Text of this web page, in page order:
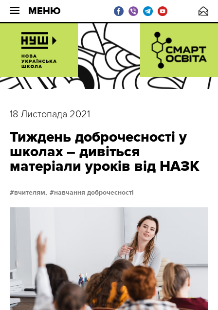
МЕНЮ
18 Листопада 2021
Тиждень доброчесності у
школах – дивіться
матеріали уроків від НАЗК
вчителям, навчання доброчесності